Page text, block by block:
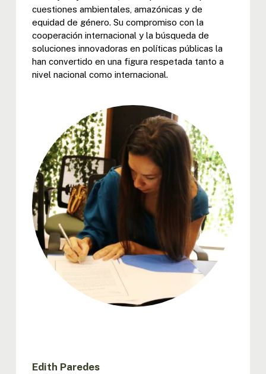
cuestiones ambientales, amazónicas y de
equidad de género. Su compromiso con la
cooperación internacional y la búsqueda de
soluciones innovadoras en políticas públicas la
han convertido en una figura respetada tanto a
nivel nacional como internacional.
Edith Paredes